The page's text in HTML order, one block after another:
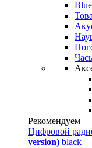
Рекомендуем
Цифровой
version) black